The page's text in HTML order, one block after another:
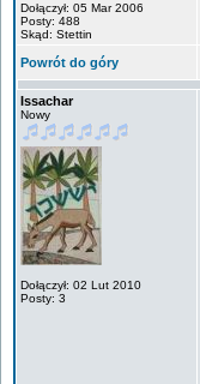
Dołączył: 05 Mar 2006
Posty: 488
Skąd: Stettin
Powrót do góry
Issachar
Nowy
Dołączył: 02 Lut 2010
Posty: 3